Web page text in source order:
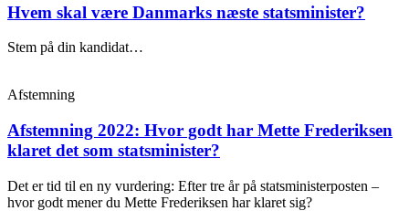
Hvem skal være Danmarks næste statsminister?
Stem på din kandidat…
Afstemning
Afstemning 2022: Hvor godt har Mette Frederiksen
klaret det som statsminister?
Det er tid til en ny vurdering: Efter tre år på statsministerposten –
hvor godt mener du Mette Frederiksen har klaret sig?